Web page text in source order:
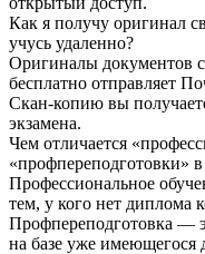
Как я получу оригинал
учусь удаленно?
Оригиналы документов
бесплатно отправляет
Скан-копию вы
экзамена.
Чем отличается
«профпереподготовки»
Профессиональное
тем, у кого нет диплома
Профпереподготовка —
на базе уже имеющегося